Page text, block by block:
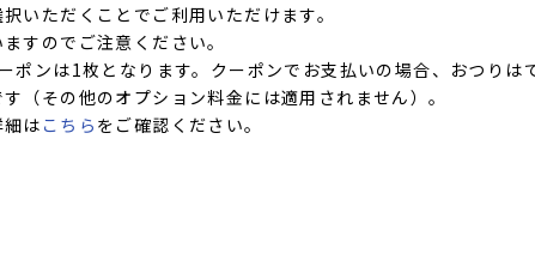
いただくことでご利用いただけます。
すのでご注意ください。
ポンは1枚となります。クーポンでお支払いの場合、おつりは
（その他のオプション料金には適用されません）。
は こちら をご確認ください。